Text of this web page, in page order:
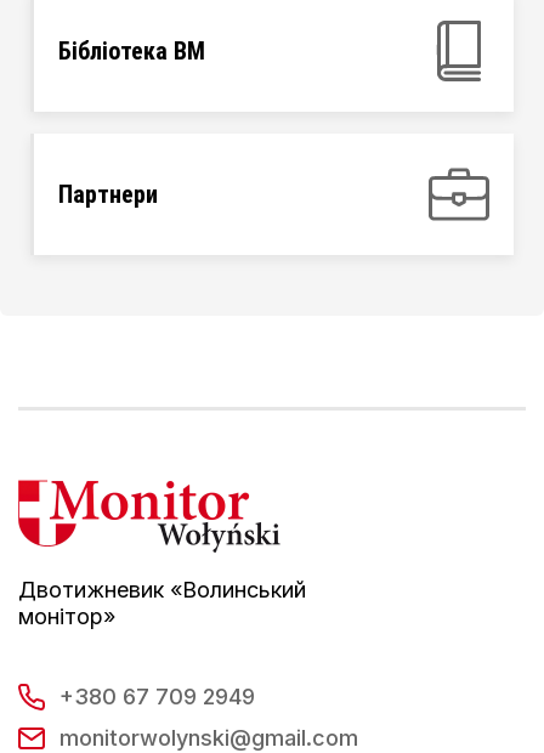
Бібліотека ВМ
Партнери
Двотижневик «Волинський
монітор»
+380 67 709 2949
monitorwolynski@gmail.com